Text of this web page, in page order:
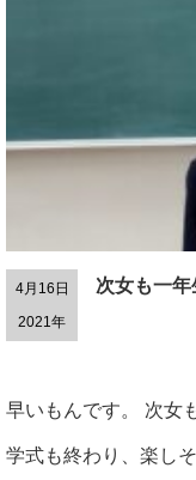
4月16日
2021年
次女も一年
早いもんです。 次女
学式も終わり、楽し